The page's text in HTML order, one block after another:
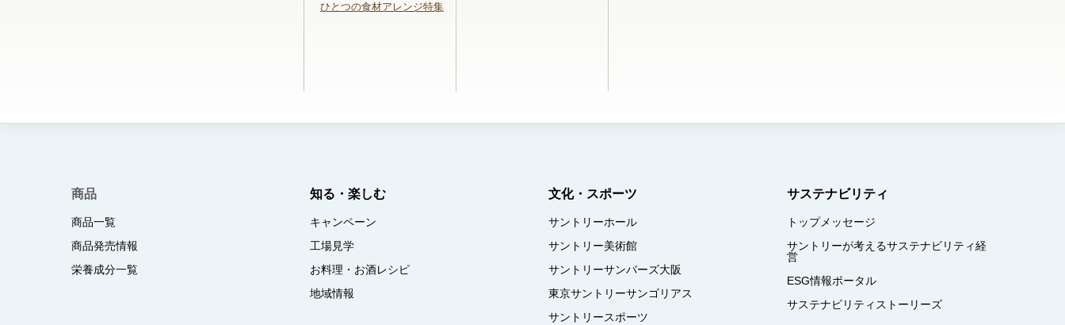
ひとつの食材アレンジ特集
商品
商品一覧
商品発売情報
栄養成分一覧
知る・楽しむ
キャンペーン
工場見学
お料理・お酒レシピ
地域情報
文化・スポーツ
サントリーホール
サントリー美術館
サントリーサンバーズ大阪
東京サントリーサンゴリアス
サントリースポーツ
サステナビリティ
トップメッセージ
サントリーが考えるサステナビリティ経
営
ESG情報ポータル
サステナビリティストーリーズ